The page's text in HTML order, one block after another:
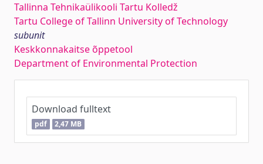
Tallinna Tehnikaülikooli Tartu Kolledž
Tartu College of Tallinn University of Technology
subunit
Keskkonnakaitse õppetool
Department of Environmental Protection
Download fulltext
pdf 2,47 MB